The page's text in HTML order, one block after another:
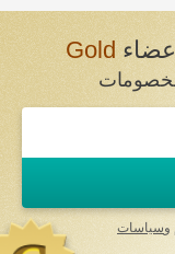
Gold
وسياسات